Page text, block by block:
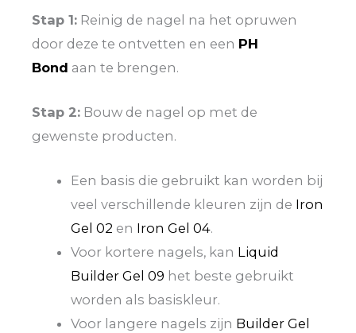
Stap 1: Reinig de nagel na het opruwen
door deze te ontvetten en een PH
Bond aan te brengen.
Stap 2: Bouw de nagel op met de
gewenste producten.
Een basis die gebruikt kan worden bij
veel verschillende kleuren zijn de Iron
Gel 02 en Iron Gel 04.
Voor kortere nagels, kan Liquid
Builder Gel 09 het beste gebruikt
worden als basiskleur.
Voor langere nagels zijn Builder Gel